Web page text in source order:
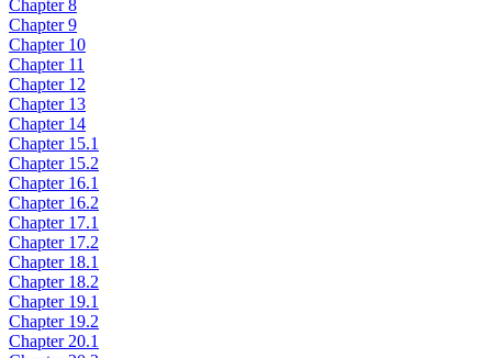
Chapter 8
Chapter 9
Chapter 10
Chapter 11
Chapter 12
Chapter 13
Chapter 14
Chapter 15.1
Chapter 15.2
Chapter 16.1
Chapter 16.2
Chapter 17.1
Chapter 17.2
Chapter 18.1
Chapter 18.2
Chapter 19.1
Chapter 19.2
Chapter 20.1